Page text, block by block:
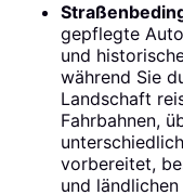
gepflegte
und
während Sie
Landschaft
Fahrbahnen,
vorbereitet,
und